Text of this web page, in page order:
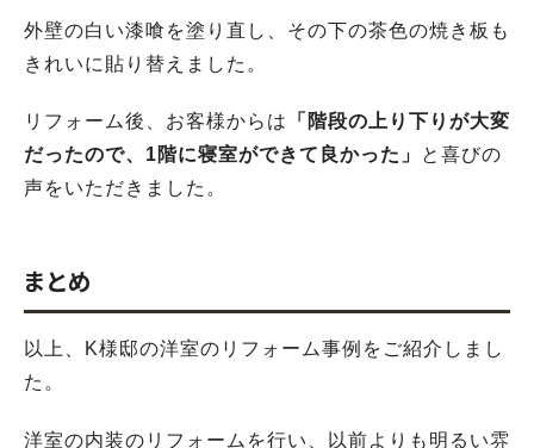
外壁の白い漆喰を塗り直し、その下の茶色の焼き板も
きれいに貼り替えました。
リフォーム後、お客様からは
「階段の上り下りが大変
だったので、1階に寝室ができて良かった」
と喜びの
声をいただきました。
まとめ
以上、K様邸の洋室のリフォーム事例をご紹介しまし
た。
洋室の内装のリフォームを行い、以前よりも明るい雰